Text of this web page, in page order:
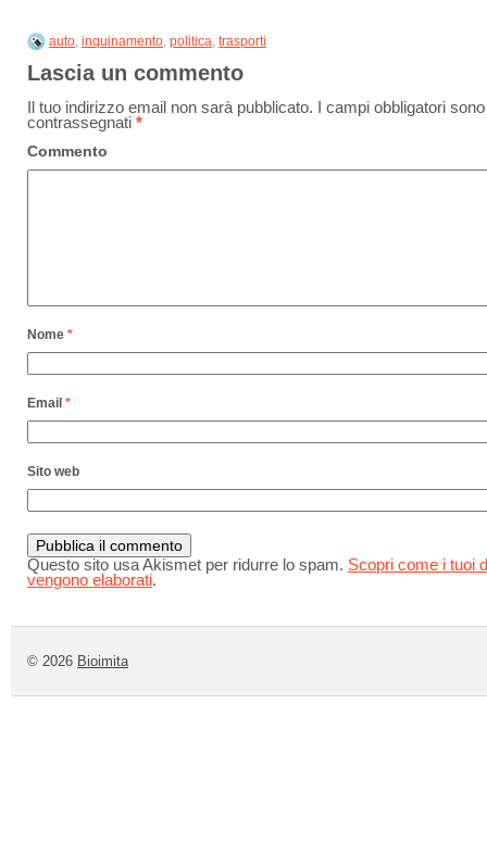
auto, inquinamento, politica, trasporti
Lascia un commento
Il tuo indirizzo email non sarà pubblicato. I campi obbligatori sono
contrassegnati *
Commento
Nome *
Email *
Sito web
Questo sito usa Akismet per ridurre lo spam. Scopri come i tuoi
vengono elaborati.
© 2026 Bioimita